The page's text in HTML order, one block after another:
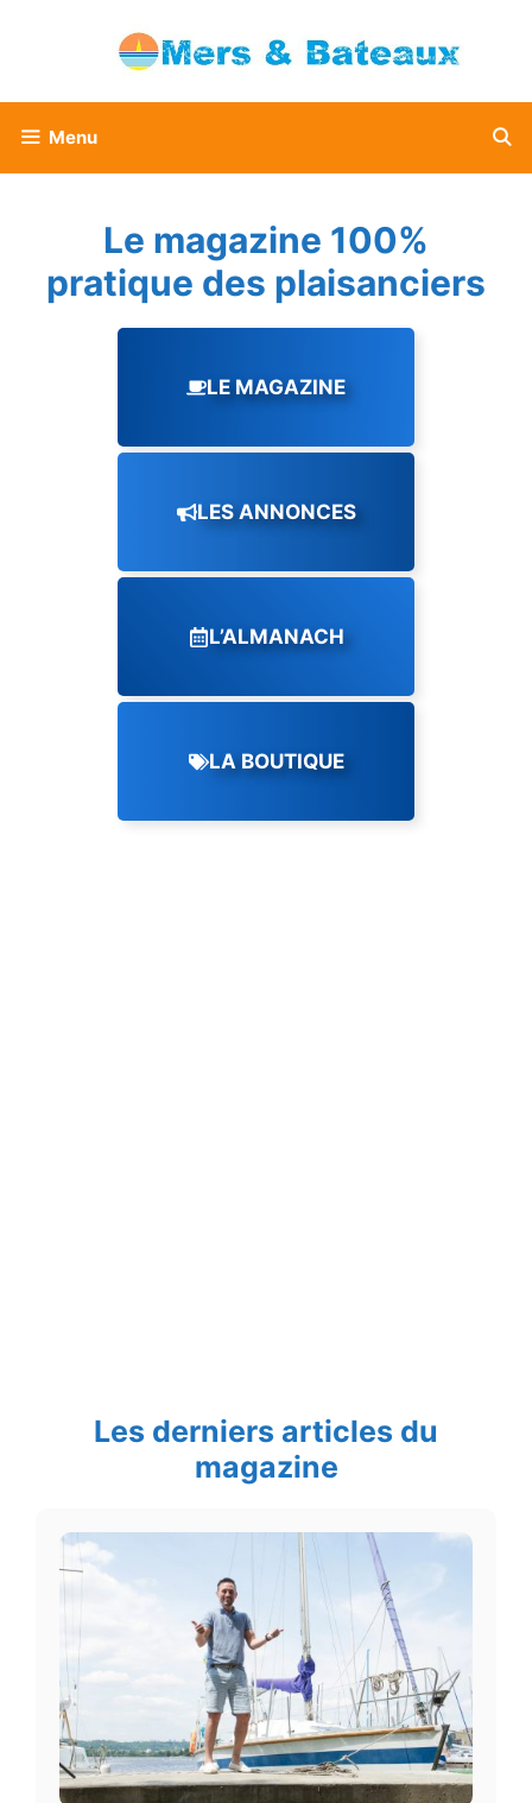
Menu
Le magazine 100%
pratique des plaisanciers
LE MAGAZINE
LES ANNONCES
L’ALMANACH
LA BOUTIQUE
Les derniers articles du
magazine